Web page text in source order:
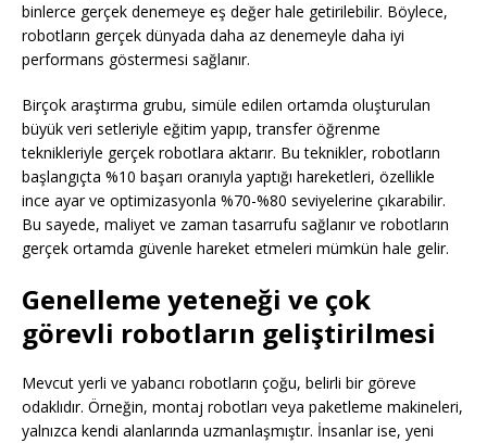
binlerce gerçek denemeye eş değer hale getirilebilir. Böylece,
robotların gerçek dünyada daha az denemeyle daha iyi
performans göstermesi sağlanır.
Birçok araştırma grubu, simüle edilen ortamda oluşturulan
büyük veri setleriyle eğitim yapıp, transfer öğrenme
teknikleriyle gerçek robotlara aktarır. Bu teknikler, robotların
başlangıçta %10 başarı oranıyla yaptığı hareketleri, özellikle
ince ayar ve optimizasyonla %70-%80 seviyelerine çıkarabilir.
Bu sayede, maliyet ve zaman tasarrufu sağlanır ve robotların
gerçek ortamda güvenle hareket etmeleri mümkün hale gelir.
Genelleme yeteneği ve çok
görevli robotların geliştirilmesi
Mevcut yerli ve yabancı robotların çoğu, belirli bir göreve
odaklıdır. Örneğin, montaj robotları veya paketleme makineleri,
yalnızca kendi alanlarında uzmanlaşmıştır. İnsanlar ise, yeni